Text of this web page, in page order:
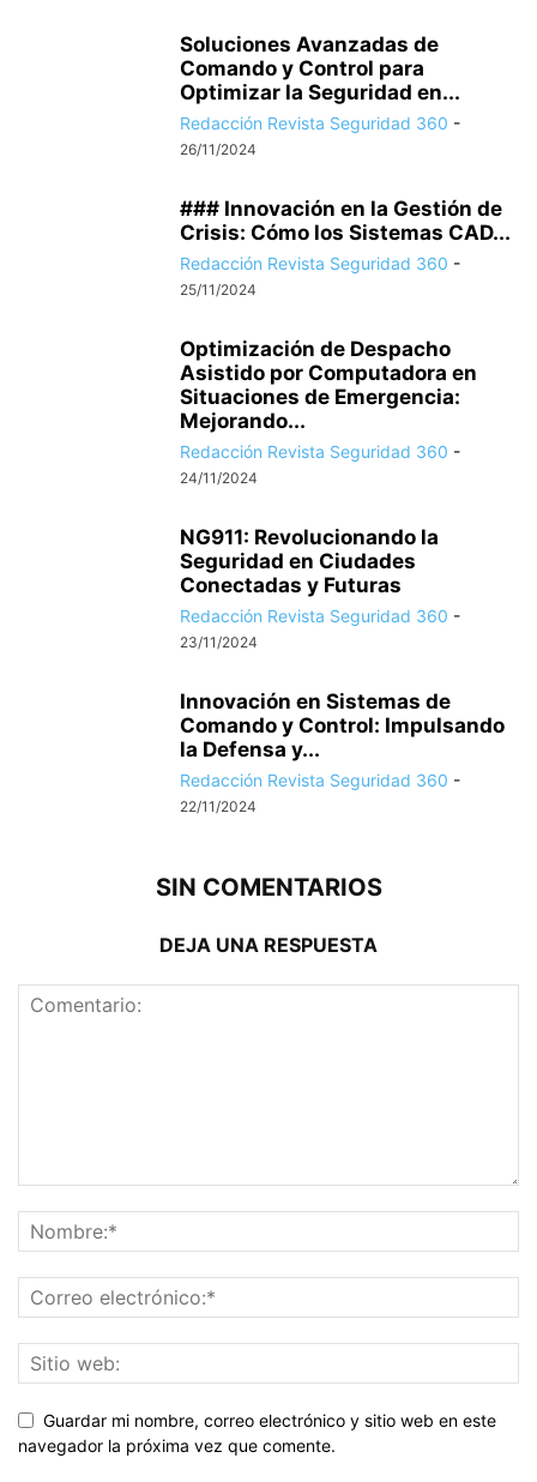
Soluciones Avanzadas de
Comando y Control para
Optimizar la Seguridad en...
Redacción Revista Seguridad 360 -
26/11/2024
### Innovación en la Gestión de
Crisis: Cómo los Sistemas CAD...
Redacción Revista Seguridad 360 -
25/11/2024
Optimización de Despacho
Asistido por Computadora en
Situaciones de Emergencia:
Mejorando...
Redacción Revista Seguridad 360 -
24/11/2024
NG911: Revolucionando la
Seguridad en Ciudades
Conectadas y Futuras
Redacción Revista Seguridad 360 -
23/11/2024
Innovación en Sistemas de
Comando y Control: Impulsando
la Defensa y...
Redacción Revista Seguridad 360 -
22/11/2024
SIN COMENTARIOS
DEJA UNA RESPUESTA
Guardar mi nombre, correo electrónico y sitio web en este
navegador la próxima vez que comente.